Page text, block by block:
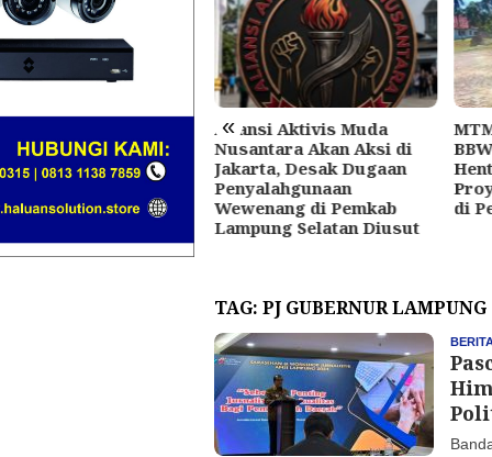
«
Kejati, Soroti
Peralihan Aset
Lampung ke
Aliansi Aktivis Muda
Nusantara Akan Aksi di
Jakarta, Desak Dugaan
Penyalahgunaan
Wewenang di Pemkab
Lampung Selatan Diusut
di
TAG: PJ GUBERNUR LAMPUNG